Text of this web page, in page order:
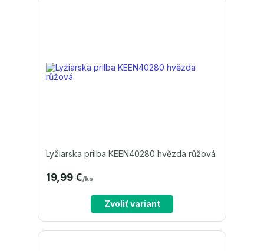
Lyžiarska prilba KEEN40280 hvězda růžová
19,99 €/ks
Zvoliť variant